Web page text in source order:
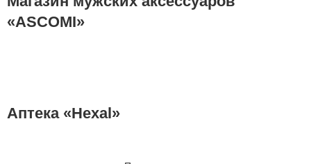
«ASCOMI»
Аптека «Hexal»